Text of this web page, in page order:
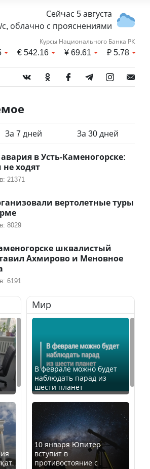
Сейчас 5 августа
с, облачно с прояснениями
Курсы Национального Банка РК
€542.16 ¥69.61 ₽5.78
За 7 дней За 30 дней
в Усть-Каменогорске:
ходят
21371
вертолетные туры
8029
шквалистый
Ахмирово и Меновное
6191
Мир
В феврале можно будет
наблюдать парад из
шести планет
10 января Юпитер
вступит в
противостояние с